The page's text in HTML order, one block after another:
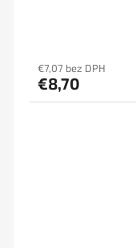
€7,07 bez DPH
€8,70